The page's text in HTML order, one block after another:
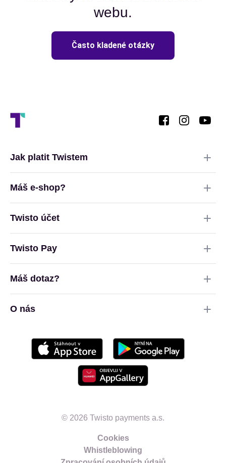
webu.
Často kladené otázky
Jak platit Twistem
Máš e‑shop?
Twisto účet
Twisto Pay
Máš dotaz?
O nás
© 2026 Twisto payments a.s.
Cookies
Whistleblowing